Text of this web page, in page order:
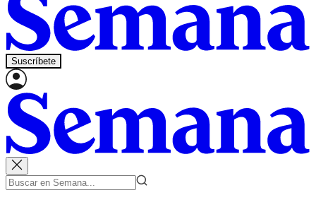
Suscríbete